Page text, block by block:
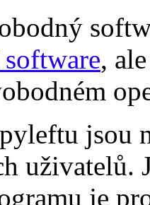
,
jsou
uživatelů.
je